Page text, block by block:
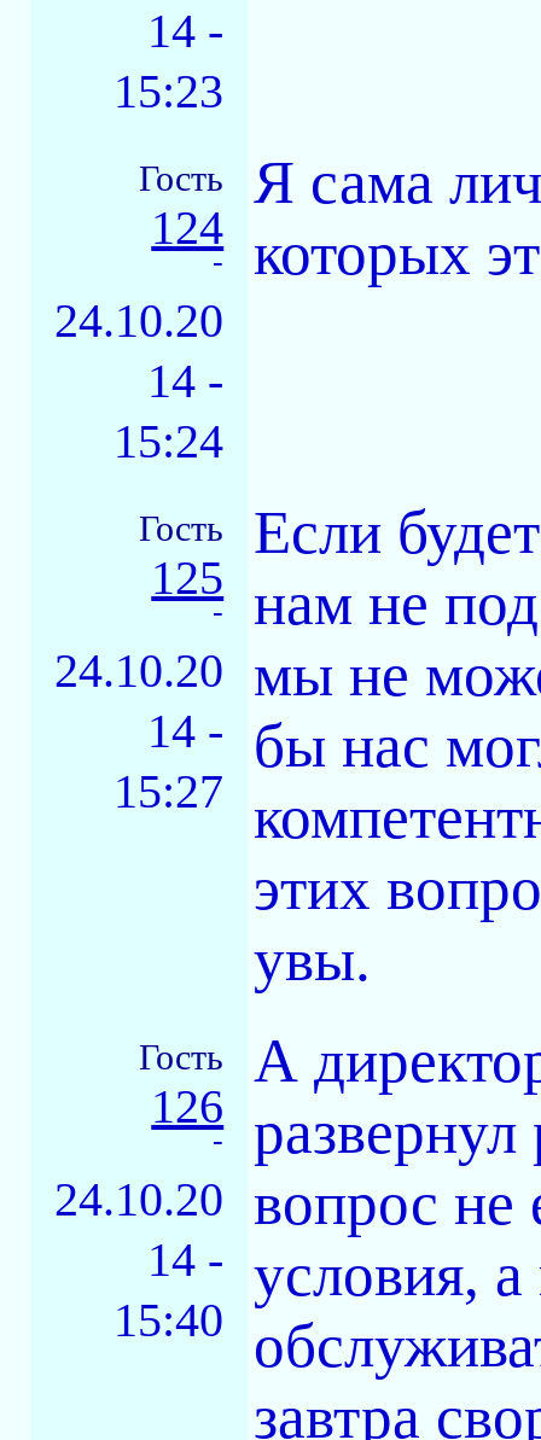
14 -
15:23
Гость
124
-
24.10.20
14 -
15:24
Я сама
которых
Гость
125
-
24.10.20
14 -
15:27
Если
нам не
мы не
бы нас
этих
увы.
Гость
126
-
24.10.20
14 -
15:40
А
развернул
вопрос не
условия,
завтра